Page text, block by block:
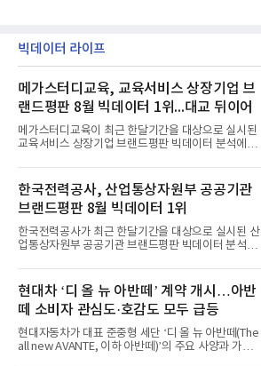
빅데이터 라이프
메가스터디교육, 교육서비스 상장기업 브
랜드평판 8월 빅데이터 1위...대교 뒤이어
메가스터디교육이 최근 한달기간을 대상으로 실시된
교육서비스 상장기업 브랜드평판 빅데이터 분석에서
일 한국기업평판연구소(소장 구창환)는 국내 교육서
비스 상장기업 브랜드를 대상으로 지난 7월 7일부터
8월 7일까지 수집된 소비자 빅데이터 10,074,233건
을 분석한 결과, 메가스터디교육이 브랜드평판지수
1,710,926을 기록하며 8월 1위에 올랐다고 밝혔다.
분석에 활용된 빅데이터는 지난 7월(9,491,206건) 대
비 6.14% 증가한 수치로, 교육서비스 상장기업 브랜
디교육, 대교, 디지
한국전력공사, 산업통상자원부 공공기관
브랜드평판 8월 빅데이터 1위
한국전력공사가 최근 한달기간을 대상으로 실시된 산
업통상자원부 공공기관 브랜드평판 빅데이터 분석에
이 순으로 뒤를 이었다.7일 한국기업평판연구소(소장
구창환)는 산업통상자원부 공공기관 41개 브랜드를
대상으로 지난 7월 7일부터 8월 7일까지 수집된 소비
자 빅데이터 91,102,549건을 분석한 결과, 한국전력
공사가 브랜드평판지수 10,670,633을 기록하며 8월
1위에 올랐다고 밝혔다. 분석에 활용된 빅데이터는 지
난 7월(88,893,823건) 대비 2.48% 증가한 수치다.연
현대차 ‘디 올 뉴 아반떼’ 계약 개시…아반
떼 소비자 관심도·호감도 모두 급등
현대자동차가 대표 준중형 세단 ‘디 올 뉴 아반떼(The
all new AVANTE, 이하 아반떼)’의 주요 사양과 가격